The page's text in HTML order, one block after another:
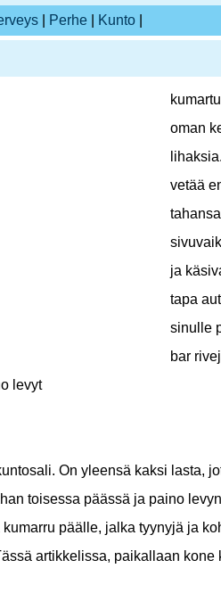
Perhe Kunto
oman
vetää
ja
tapa
sinulle
bar
levyt
On yleensä kaksi lasta,
toisessa päässä ja paino
päälle, jalka tyynyjä ja
artikkelissa, paikallaan kone